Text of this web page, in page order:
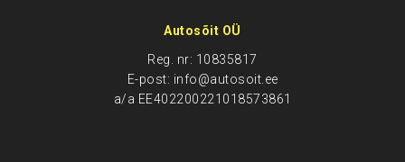
Autosõit OÜ
Reg. nr: 10835817
E-post: info@autosoit.ee
a/a EE402200221018573861